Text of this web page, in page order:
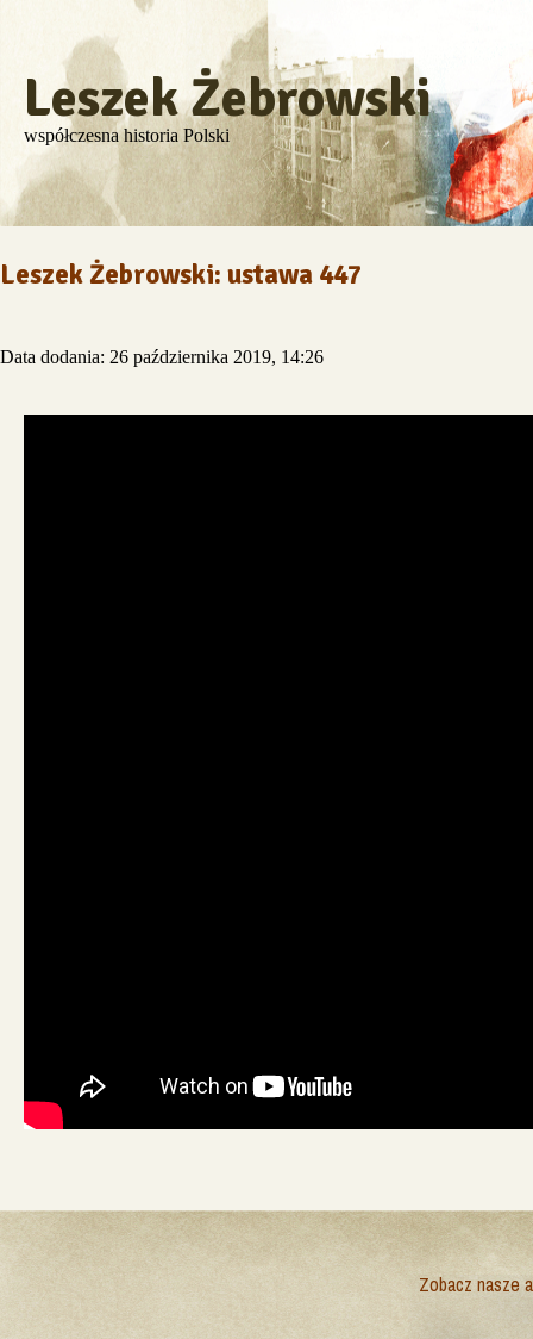
Leszek Żebrowski
współczesna historia Polski
Leszek Żebrowski: ustawa 447
Data dodania: 26 października 2019, 14:26
Zobacz nasze